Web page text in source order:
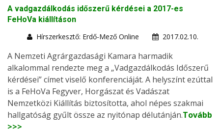
A vadgazdálkodás időszerű kérdései a 2017-es
FeHoVa kiállításon
Hírszerkesztő: Erdő-Mező Online
2017.02.10.
A Nemzeti Agrárgazdasági Kamara harmadik
alkalommal rendezte meg a „Vadgazdálkodás Időszerű
kérdései” címet viselő konferenciáját. A helyszínt ezúttal
is a FeHoVa Fegyver, Horgászat és Vadászat
Nemzetközi Kiállítás biztosította, ahol népes szakmai
hallgatóság gyűlt össze az nyitónap délutánján.Tovább
>>>